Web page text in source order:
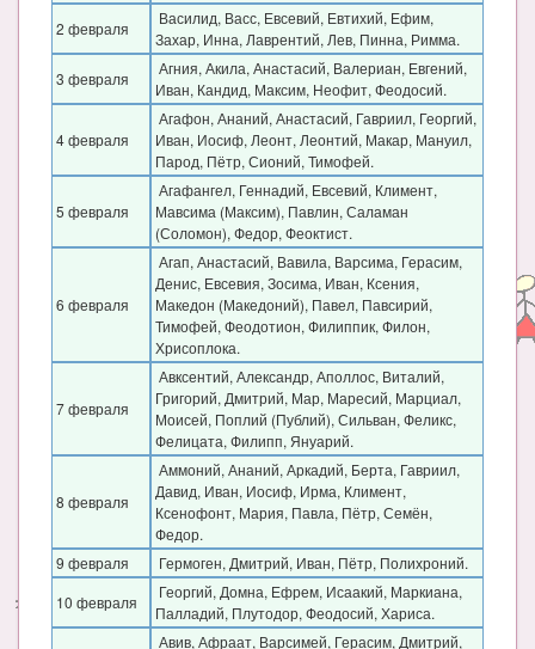
2 февраля
Василид, Васс, Евсевий, Евтихий, Ефим,
Захар, Инна, Лаврентий, Лев, Пинна, Римма.
3 февраля
Агния, Акила, Анастасий, Валериан, Евгений,
Иван, Кандид, Максим, Неофит, Феодосий.
4 февраля
Агафон, Ананий, Анастасий, Гавриил, Георгий,
Иван, Иосиф, Леонт, Леонтий, Макар, Мануил,
Парод, Пётр, Сионий, Тимофей.
5 февраля
Агафангел, Геннадий, Евсевий, Климент,
Мавсима (Максим), Павлин, Саламан
(Соломон), Федор, Феоктист.
6 февраля
Агап, Анастасий, Вавила, Варсима, Герасим,
Денис, Евсевия, Зосима, Иван, Ксения,
Македон (Македоний), Павел, Павсирий,
Тимофей, Феодотион, Филиппик, Филон,
Хрисоплока.
7 февраля
Авксентий, Александр, Аполлос, Виталий,
Григорий, Дмитрий, Мар, Маресий, Марциал,
Моисей, Поплий (Публий), Сильван, Феликс,
Фелицата, Филипп, Януарий.
8 февраля
Аммоний, Ананий, Аркадий, Берта, Гавриил,
Давид, Иван, Иосиф, Ирма, Климент,
Ксенофонт, Мария, Павла, Пётр, Семён,
Федор.
9 февраля
Гермоген, Дмитрий, Иван, Пётр, Полихроний.
10 февраля
Георгий, Домна, Ефрем, Исаакий, Маркиана,
Палладий, Плутодор, Феодосий, Хариса.
Авив, Афраат, Варсимей, Герасим, Дмитрий,